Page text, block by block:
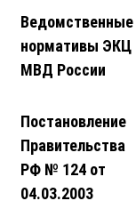
Ведомственные
нормативы ЭКЦ
МВД России
Постановление
Правительства
РФ № 124 от
04.03.2003